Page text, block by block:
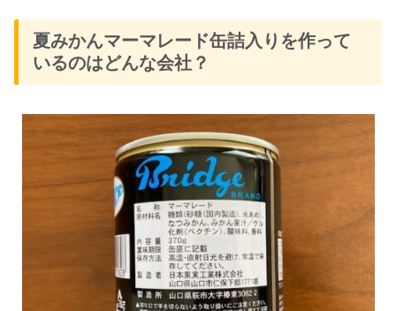
夏みかんマーマレード缶詰入りを作って
いるのはどんな会社？